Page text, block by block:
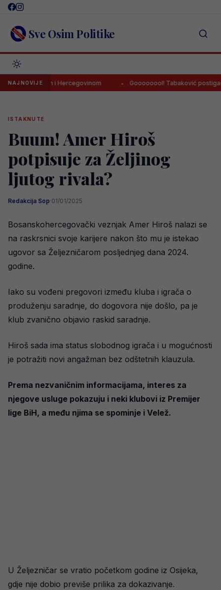
Skip
content Sve Osim Politike
NAJNOVIJE
Bosnom i Hercegovinom Goooooool! Tabaković postigao
ISTAKNUTE
Buum! Amer Hiroš
potpisuje za Željinog
ljutog rivala?
Redakcija Sop·01/01/2025
Bosanskohercegovački veznjak Amer Hiroš nalazi se
na raskrsnici svoje karijere nakon što mu je istekao
ugovor sa Željezničarom posljednjeg dana 2024.
godine.
Iako su vođeni pregovori između kluba i igrača o
produženju saradnje, do dogovora nije došlo, pa je
klub zvanično objavio raskid saradnje.
Hiroš sada ima status slobodnog igrača i u mogućnosti
je potražiti novi angažman bez odštetnih klauzula.
Prema nezvaničnim informacijama, interes za
njegove usluge pokazuju i neki klubovi iz Premijer
lige BiH, a među njima se spominje i Velež.
U Željezničar se vratio početkom godine iz Osijeka,
gdje nije dobio previše prilika za dokazivanje.